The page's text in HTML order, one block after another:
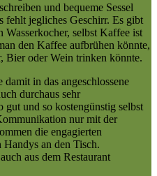
und bequeme Sessel
fehlt jegliches Geschirr. Es gibt
selbst Kaffee ist
den Kaffee aufbrühen könnte,
Bier oder Wein trinken könnte.
in das angeschlossene
durchaus sehr
gut und so kostengünstig selbst
nur mit der
die engagierten
an den Tisch.
aus dem Restaurant